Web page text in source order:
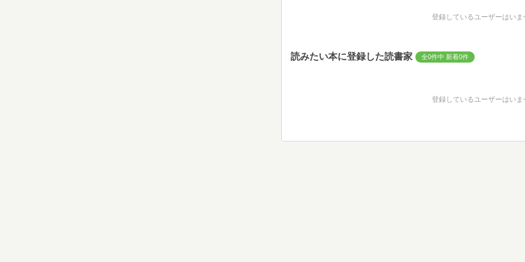
登録しているユーザーはいま
読みたい本に登録した読書家 全0件中 新着0件
登録しているユーザーはいま